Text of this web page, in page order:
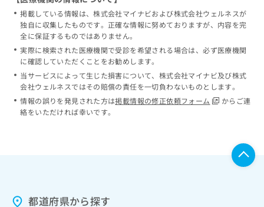
掲載している情報は、株式会社マイナビおよび株式会社ウェルネスが
独自に収集したものです。正確な情報に努めておりますが、内容を完
全に保証するものではありません。
実際に検索された医療機関で受診を希望される場合は、必ず医療機関
に確認していただくことをお勧めします。
当サービスによって生じた損害について、株式会社マイナビ及び株式
会社ウェルネスではその賠償の責任を一切負わないものとします。
情報の誤りを発見された方は掲載情報の修正依頼フォーム
からご連
絡をいただければ幸いです。
都道府県から探す